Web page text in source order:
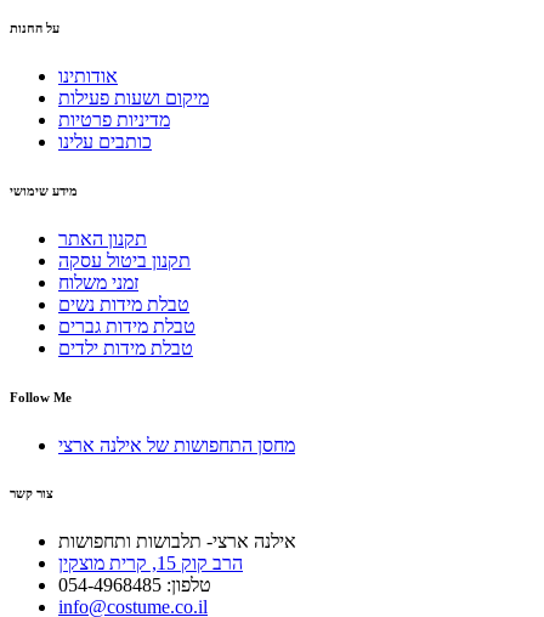
על החנות
אודותינו
מיקום ושעות פעילות
מדיניות פרטיות
כותבים עלינו
מידע שימושי
תקנון האתר
תקנון ביטול עסקה
זמני משלוח
טבלת מידות נשים
טבלת מידות גברים
טבלת מידות ילדים
Follow Me
מחסן התחפושות של אילנה ארצי
צור קשר
אילנה ארצי- תלבושות ותחפושות
הרב קוק 15, קרית מוצקין
טלפון: 054-4968485
info@costume.co.il